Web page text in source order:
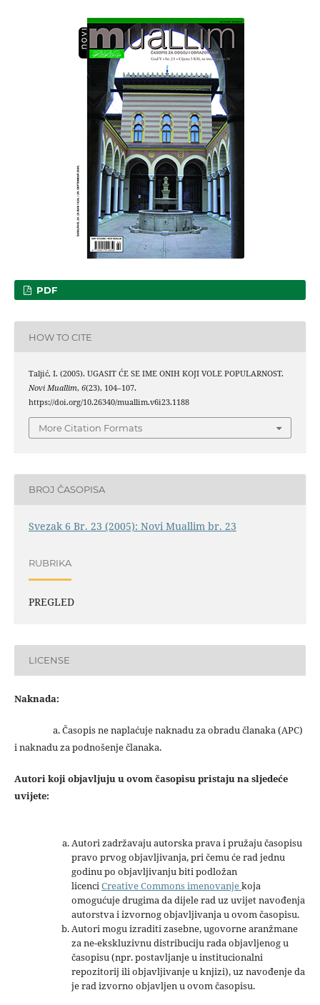
PDF
HOW TO CITE
Taljić, I. (2005). UGASIT ĆE SE IME ONIH KOJI VOLE POPULARNOST.
Novi Muallim, 6(23), 104–107.
https://doi.org/10.26340/muallim.v6i23.1188
More Citation Formats
BROJ ČASOPISA
Svezak 6 Br. 23 (2005): Novi Muallim br. 23
RUBRIKA
PREGLED
LICENSE
Naknada:
a. Časopis ne naplaćuje naknadu za obradu članaka (APC)
i naknadu za podnošenje članaka.
Autori koji objavljuju u ovom časopisu pristaju na sljedeće
uvijete:
Autori zadržavaju autorska prava i pružaju časopisu
pravo prvog objavljivanja, pri čemu će rad jednu
godinu po objavljivanju biti podložan
licenciCreative Commons imenovanjekoja
omogućuje drugima da dijele rad uz uvijet navođenja
autorstva i izvornog objavljivanja u ovom časopisu.
Autori mogu izraditi zasebne, ugovorne aranžmane
za ne-ekskluzivnu distribuciju rada objavljenog u
časopisu (npr. postavljanje u institucionalni
repozitorij ili objavljivanje u knjizi), uz navođenje da
je rad izvorno objavljen u ovom časopisu.